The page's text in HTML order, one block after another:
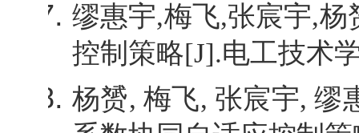
缪惠宇,梅飞,张宸宇,杨
控制策略[J].电工技术
杨赟,梅飞, 张宸宇,缪